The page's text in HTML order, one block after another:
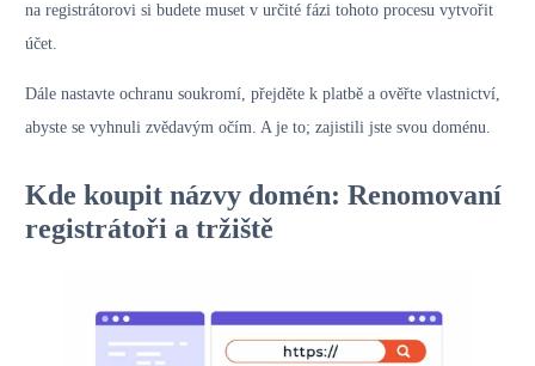
na registrátorovi si budete muset v určité fázi tohoto procesu vytvořit
účet.
Dále nastavte ochranu soukromí, přejděte k platbě a ověřte vlastnictví,
abyste se vyhnuli zvědavým očím. A je to; zajistili jste svou doménu.
Kde koupit názvy domén: Renomovaní
registrátoři a tržiště